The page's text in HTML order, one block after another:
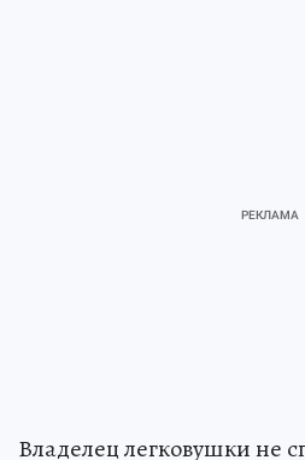
Владелец легковушки не